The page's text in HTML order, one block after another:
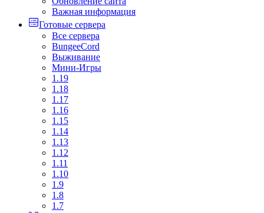
Важная информация
Готовые сервера
Все сервера
BungeeCord
Выживание
Мини-Игры
1.19
1.18
1.17
1.16
1.15
1.14
1.13
1.12
1.11
1.10
1.9
1.8
1.7